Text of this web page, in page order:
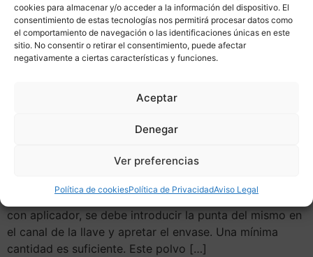
cookies para almacenar y/o acceder a la información del dispositivo. El
consentimiento de estas tecnologías nos permitirá procesar datos como
el comportamiento de navegación o las identificaciones únicas en este
sitio. No consentir o retirar el consentimiento, puede afectar
negativamente a ciertas características y funciones.
Aceptar
Denegar
Ver preferencias
Política de cookiesPolítica de PrivacidadAviso Legal
por lo tanto debe conocer dónde es el mejor punto
para taladrar un cilindro. Incluso puede ser que no
necesite romper el cilindro para abrir una puerta
cerrada con llave. En el libro de cerrajería puede
La Magia del Grafito Para lubricar el cilindro lo mejor es
oscuro y de brillo metálico, se presenta en recipientes
con aplicador, se debe introducir la punta del mismo en
el canal de la llave y apretar el envase. Una mínima
cantidad es suficiente. Este polvo […]